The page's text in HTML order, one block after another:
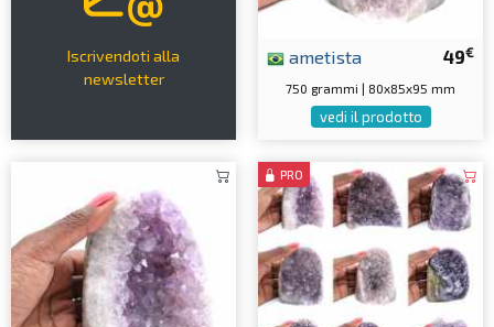
Iscrivendoti alla
newsletter
49€
ametista
750 grammi | 80x85x95 mm
vedi il prodotto
PRO